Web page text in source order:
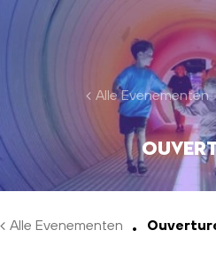
Skip to main content
Alle Evenementen
Alle Evenementen